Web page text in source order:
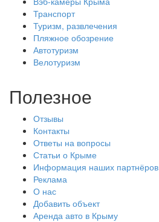
Транспорт
Туризм, развлечения
Пляжное обозрение
Автотуризм
Велотуризм
Полезное
Отзывы
Контакты
Ответы на вопросы
Статьи о Крыме
Информация наших партнёров
Реклама
О нас
Добавить объект
Аренда авто в Крыму